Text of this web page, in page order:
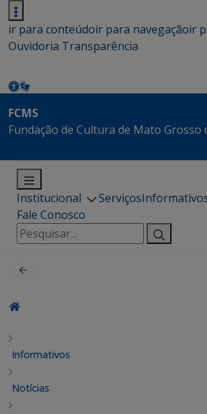
ir para conteúdoir para navegaçãoir
Ouvidoria Transparência
FCMS
Fundação de Cultura de Mato Grosso
Institucional Serviços
Fale Conosco
Pesquisar
por:
Informativos
Notícias